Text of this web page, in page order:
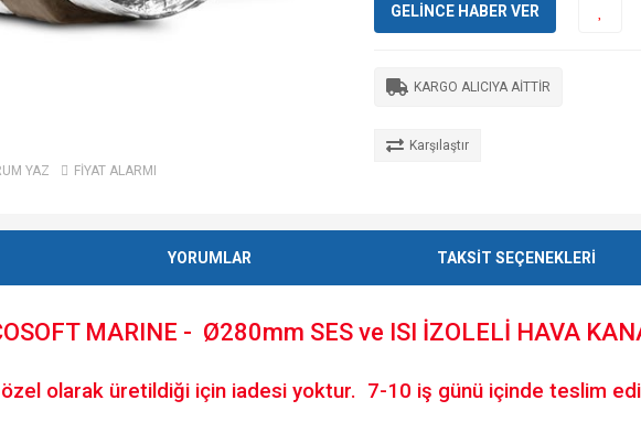
YAZ FİYAT ALARMI
GELİNCE HABER VER
KARGO ALICIYA AİTTİR
Karşılaştır
YORUMLAR TAKSİT SEÇENEKLERİ
MARINE - Ø280mm SES ve ISI İZOLELİ HAVA
olarak üretildiği için iadesi yoktur. 7-10 iş günü içinde teslim